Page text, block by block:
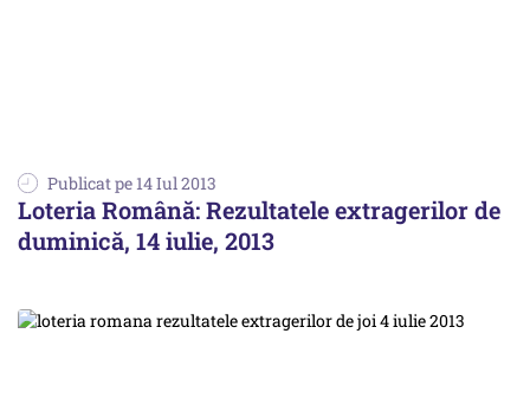
Publicat pe 14 Iul 2013
Loteria Română: Rezultatele extragerilor de
duminică, 14 iulie, 2013